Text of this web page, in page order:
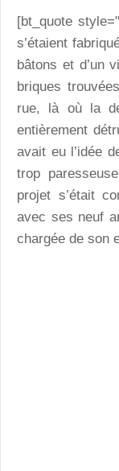
[bt_quote
s’étaient
bâtons et d’un
briques
rue, là où la
entièrement
avait eu l’idée
trop
projet s’était
avec ses neuf
chargée de son